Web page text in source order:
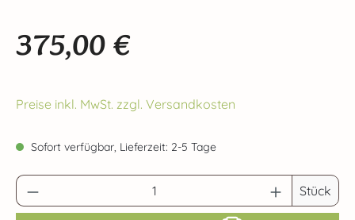
Regulärer Preis:
375,00 €
Preise inkl. MwSt. zzgl. Versandkosten
Sofort verfügbar, Lieferzeit: 2-5 Tage
Produkt Anzahl: Gib den gewünschtenStück